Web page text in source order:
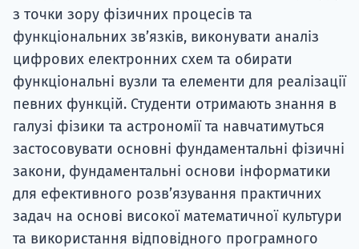
з точки зору фізичних процесів та
функціональних зв’язків, виконувати аналіз
цифрових електронних схем та обирати
функціональні вузли та елементи для реалізації
певних функцій. Студенти отримають знання в
галузі фізики та астрономії та навчатимуться
застосовувати основні фундаментальні фізичні
закони, фундаментальні основи інформатики
для ефективного розв’язування практичних
задач на основі високої математичної культури
та використання відповідного програмного